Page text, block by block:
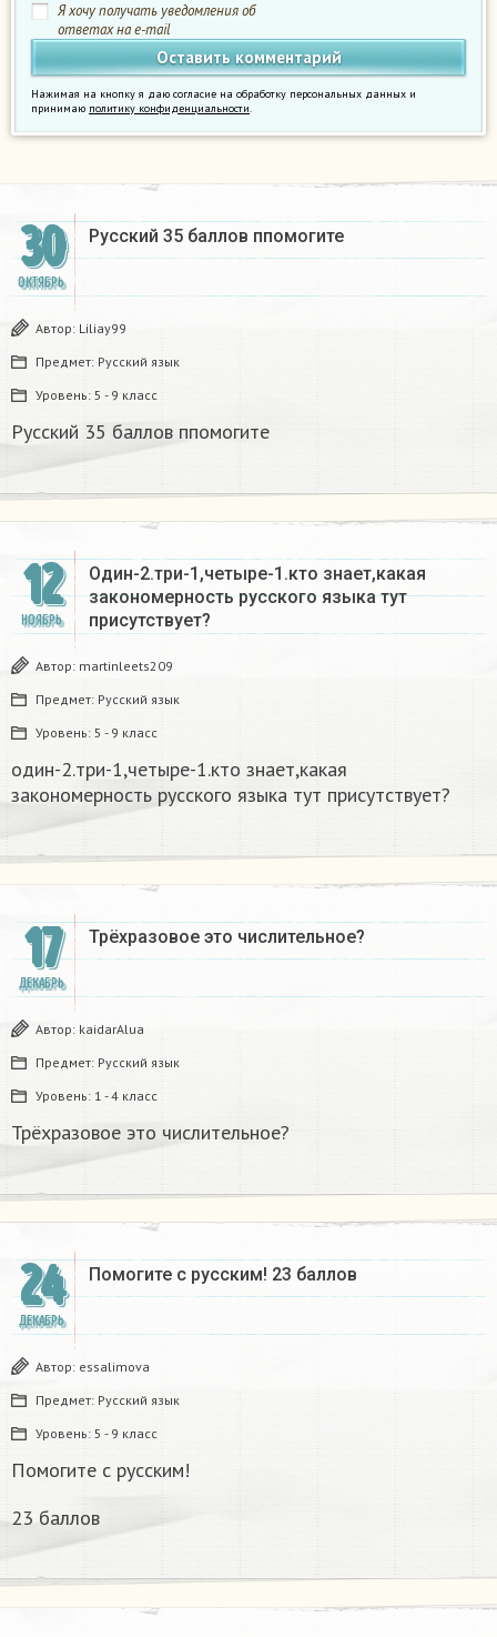
Я хочу получать уведомления об
ответах на e-mail
Нажимая на кнопку я даю согласие на обработку персональных данных и
принимаю политику конфиденциальности.
30
ОКТЯБРЬ
Русский 35 баллов ппомогите
Автор: Liliay99
Предмет: Русский язык
Уровень: 5 - 9 класс
Русский 35 баллов ппомогите
12
НОЯБРЬ
Один-2.три-1,четыре-1.кто знает,какая
закономерность русского языка тут
присутствует?
Автор: martinleets209
Предмет: Русский язык
Уровень: 5 - 9 класс
один-2.три-1,четыре-1.кто знает,какая
закономерность русского языка тут присутствует?
17
ДЕКАБРЬ
Трёхразовое это числительное?
Автор: kaidarAlua
Предмет: Русский язык
Уровень: 1 - 4 класс
Трёхразовое это числительное?
24
ДЕКАБРЬ
Помогите с русским! 23 баллов
Автор: essalimova
Предмет: Русский язык
Уровень: 5 - 9 класс
Помогите с русским!
23 баллов